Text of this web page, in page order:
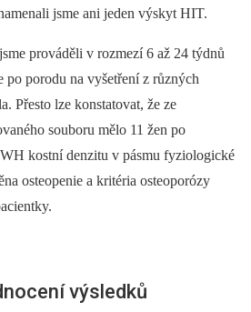
jsme ani jeden výskyt HIT.
prováděli v rozmezí 6 až 24 týdnů
po porodu na vyšetření z různých
Přesto lze konstatovat, že ze
souboru mělo 11 žen po
kostní denzitu v pásmu fyziologické
osteopenie a kritéria osteoporózy
výsledků